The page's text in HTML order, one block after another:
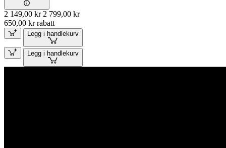
2 149,00 kr 2 799,00 kr
650,00 kr rabatt
Legg i handlekurv
Legg i handlekurv